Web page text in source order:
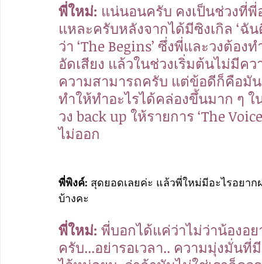
พี่ใหม่: แน่นอนครับ คงเป็นช่วงที่พี่
แหละครับหลังจากได้มีซิงเกิล ‘ฉั
ว่า ‘The Begins’ ซึ่งพี่และวงต้อ
อัดเสียง แล้วในช่วงเริ่มต้นไม่มีค
ความสามารถครับ แต่ข้อดีก็คือมัน
ทำให้ทำอะไรได้คล่องขึ้นมาก ๆ ใ
วง back up ให้รายการ ‘The
ไม่ออก
พี่พิงค์: สุดยอดเลยค่ะ แล้วพี่ใหม่มีอะไรอยา
บ้างคะ
พี่ใหม่: พี่บอกได้แค่ว่าไม่ว่าน้องอ
ครับ...อย่ารอเวลา.. ความมุ่งมั่น